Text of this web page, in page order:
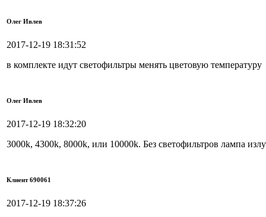
Олег Ивлев
2017-12-19 18:31:52
в комплекте идут светофильтры менять цветовую температуру
Олег Ивлев
2017-12-19 18:32:20
3000k, 4300k, 8000k, или 10000k. Без светофильтров лампа
Клиент 690061
2017-12-19 18:37:26